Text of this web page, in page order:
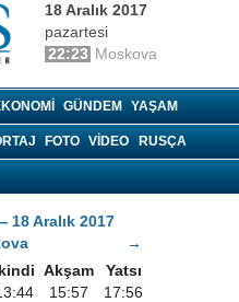
18 Aralık 2017
pazartesi
22:23 Moskova
GÜNDEM YAŞAM
FOTO VIDEO RUSÇA
18 Aralık 2017
→
İkindi Akşam
Yatsı
15:57 17:56